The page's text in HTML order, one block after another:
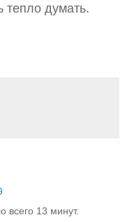
тепло думать.
всего 13 минут.